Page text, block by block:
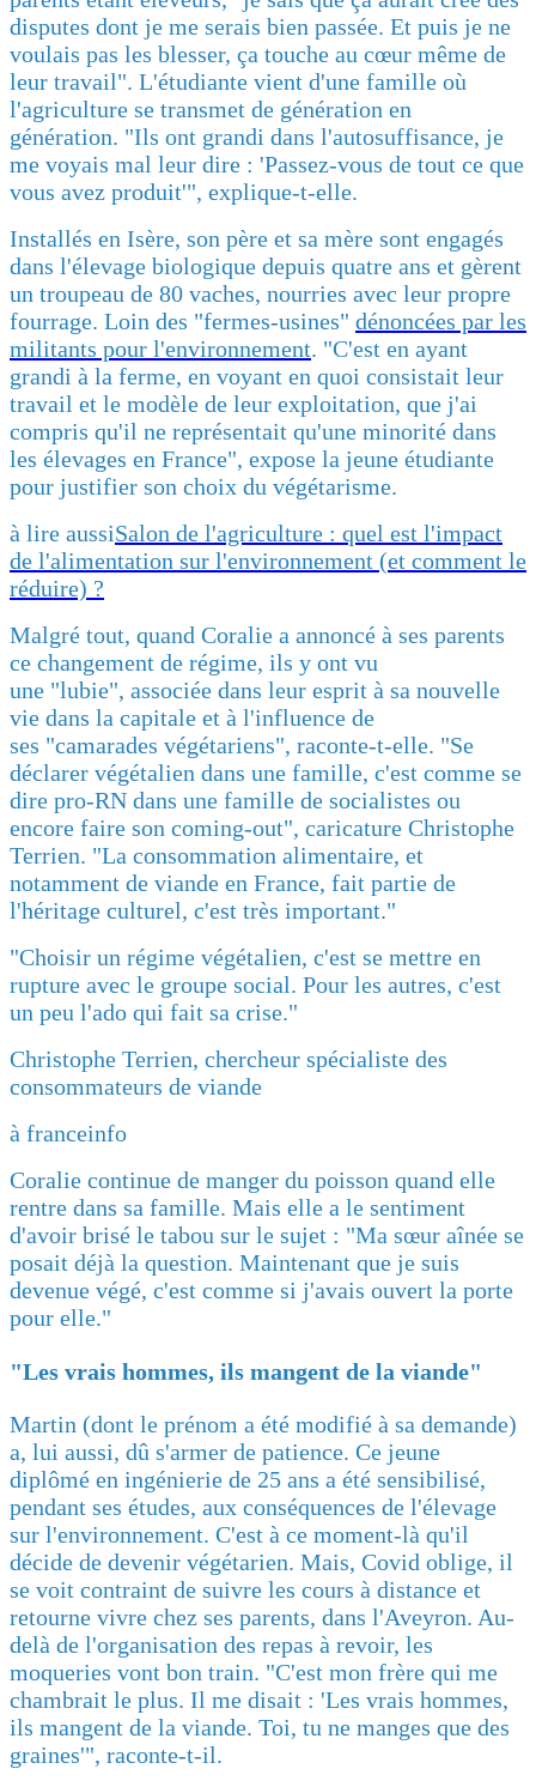
disputes dont je me serais bien passée. Et puis je ne
voulais pas les blesser, ça touche au cœur même de
leur travail". L'étudiante vient d'une famille où
l'agriculture se transmet de génération en
génération. "Ils ont grandi dans l'autosuffisance, je
me voyais mal leur dire : 'Passez-vous de tout ce que
vous avez produit'", explique-t-elle.
Installés en Isère, son père et sa mère sont engagés
dans l'élevage biologique depuis quatre ans et gèrent
un troupeau de 80 vaches, nourries avec leur propre
fourrage. Loin des "fermes-usines" dénoncées par les
militants pour l'environnement. "C'est en ayant
grandi à la ferme, en voyant en quoi consistait leur
travail et le modèle de leur exploitation, que j'ai
compris qu'il ne représentait qu'une minorité dans
les élevages en France", expose la jeune étudiante
pour justifier son choix du végétarisme.
à lire aussiSalon de l'agriculture : quel est l'impact
de l'alimentation sur l'environnement (et comment le
réduire) ?
Malgré tout, quand Coralie a annoncé à ses parents
ce changement de régime, ils y ont vu
une "lubie", associée dans leur esprit à sa nouvelle
vie dans la capitale et à l'influence de
ses "camarades végétariens", raconte-t-elle. "Se
déclarer végétalien dans une famille, c'est comme se
dire pro-RN dans une famille de socialistes ou
encore faire son coming-out", caricature Christophe
Terrien. "La consommation alimentaire, et
notamment de viande en France, fait partie de
l'héritage culturel, c'est très important."
"Choisir un régime végétalien, c'est se mettre en
rupture avec le groupe social. Pour les autres, c'est
un peu l'ado qui fait sa crise."
Christophe Terrien, chercheur spécialiste des
consommateurs de viande
à franceinfo
Coralie continue de manger du poisson quand elle
rentre dans sa famille. Mais elle a le sentiment
d'avoir brisé le tabou sur le sujet : "Ma sœur aînée se
posait déjà la question. Maintenant que je suis
devenue végé, c'est comme si j'avais ouvert la porte
pour elle."
"Les vrais hommes, ils mangent de la viande"
Martin (dont le prénom a été modifié à sa demande)
a, lui aussi, dû s'armer de patience. Ce jeune
diplômé en ingénierie de 25 ans a été sensibilisé,
pendant ses études, aux conséquences de l'élevage
sur l'environnement. C'est à ce moment-là qu'il
décide de devenir végétarien. Mais, Covid oblige, il
se voit contraint de suivre les cours à distance et
retourne vivre chez ses parents, dans l'Aveyron. Au-
delà de l'organisation des repas à revoir, les
moqueries vont bon train. "C'est mon frère qui me
chambrait le plus. Il me disait : 'Les vrais hommes,
ils mangent de la viande. Toi, tu ne manges que des
graines'", raconte-t-il.